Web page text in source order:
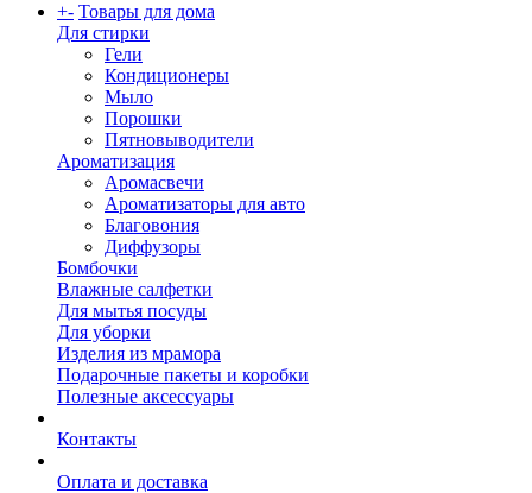
+- Товары для дома
Для стирки
Гели
Кондиционеры
Мыло
Порошки
Пятновыводители
Ароматизация
Аромасвечи
Ароматизаторы для авто
Благовония
Диффузоры
Бомбочки
Влажные салфетки
Для мытья посуды
Для уборки
Изделия из мрамора
Подарочные пакеты и коробки
Полезные аксессуары
Контакты
Оплата и доставка